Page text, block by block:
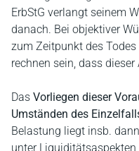
ErbStG verlangt seinem
danach. Bei objektiver
zum Zeitpunkt des
rechnen sein, dass
Das Vorliegen dieser
Umständen des
Belastung liegt insb.
unter